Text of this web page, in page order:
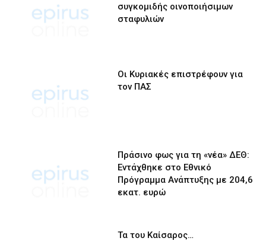
συγκομιδής οινοποιήσιμων
σταφυλιών
Οι Κυριακές επιστρέφουν για
τον ΠΑΣ
Πράσινο φως για τη «νέα» ΔΕΘ:
Εντάχθηκε στο Εθνικό
Πρόγραμμα Ανάπτυξης με 204,6
εκατ. ευρώ
Τα του Καίσαρος…